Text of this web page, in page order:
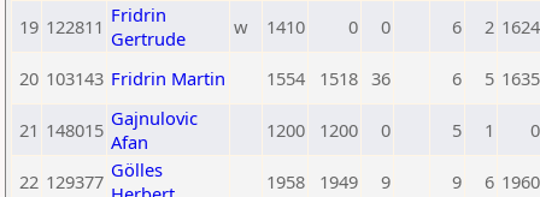
19 122811 Fridrin
Gertrude
w 1410 0 0 6 2 1624
20 103143 Fridrin Martin 1554 1518 36 6 5 1635
21 148015 Gajnulovic
Afan
1200 1200 0 5 1 0
22 129377 Gölles
1958 1949 9 9 6 1960